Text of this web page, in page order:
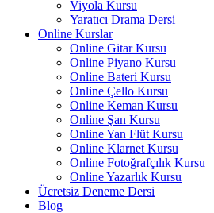
Viyola Kursu
Yaratıcı Drama Dersi
Online Kurslar
Online Gitar Kursu
Online Piyano Kursu
Online Bateri Kursu
Online Çello Kursu
Online Keman Kursu
Online Şan Kursu
Online Yan Flüt Kursu
Online Klarnet Kursu
Online Fotoğrafçılık Kursu
Online Yazarlık Kursu
Ücretsiz Deneme Dersi
Blog